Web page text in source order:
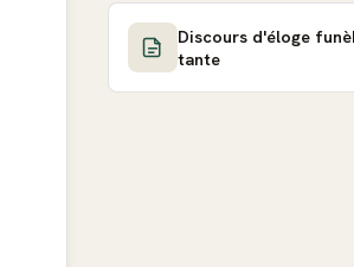
Discours d'éloge
tante